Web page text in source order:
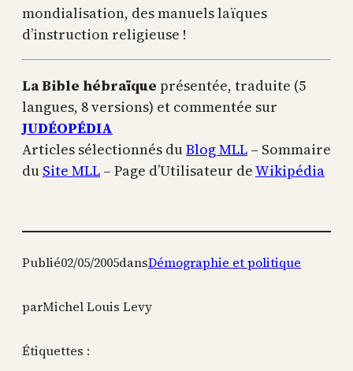
mondialisation, des manuels laïques
d’instruction religieuse !
La Bible hébraïque présentée, traduite (5
langues, 8 versions) et commentée sur
JUDÉOPÉDIA
Articles sélectionnés duBlog MLL – Sommaire
du Site MLL – Page d’Utilisateur deWikipédia
Publié02/05/2005dansDémographie et politique
parMichel Louis Levy
Étiquettes :